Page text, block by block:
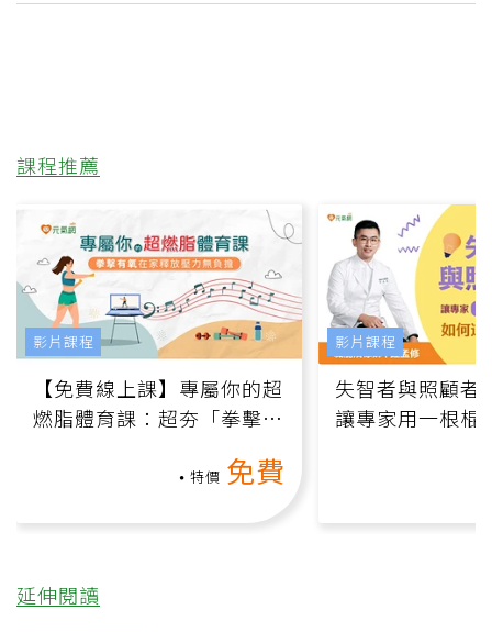
課程推薦
【免費線上課】專屬你的超
燃脂體育課：超夯「拳擊有
特價 免費
影片課程
失智者與照顧者
讓專家用一根棍
影片課程
延伸閱讀